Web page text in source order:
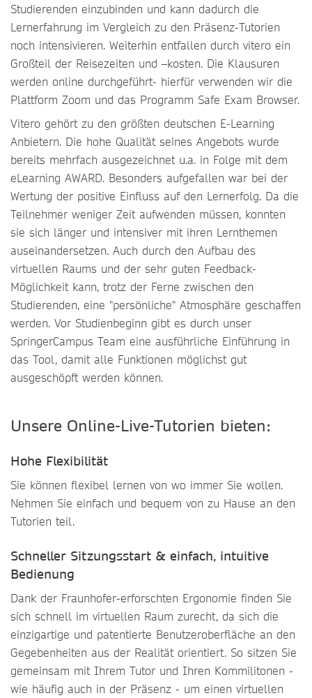
Studierenden einzubinden und kann dadurch die
Lernerfahrung im Vergleich zu den Präsenz-Tutorien
noch intensivieren. Weiterhin entfallen durch vitero ein
Großteil der Reisezeiten und –kosten. Die Klausuren
werden online durchgeführt- hierfür verwenden wir die
Plattform Zoom und das Programm Safe Exam Browser.
Vitero gehört zu den größten deutschen E-Learning
Anbietern. Die hohe Qualität seines Angebots wurde
bereits mehrfach ausgezeichnet u.a. in Folge mit dem
eLearning AWARD. Besonders aufgefallen war bei der
Wertung der positive Einfluss auf den Lernerfolg. Da die
Teilnehmer weniger Zeit aufwenden müssen, konnten
sie sich länger und intensiver mit ihren Lernthemen
auseinandersetzen. Auch durch den Aufbau des
virtuellen Raums und der sehr guten Feedback-
Möglichkeit kann, trotz der Ferne zwischen den
Studierenden, eine "persönliche" Atmosphäre geschaffen
werden. Vor Studienbeginn gibt es durch unser
SpringerCampus Team eine ausführliche Einführung in
das Tool, damit alle Funktionen möglichst gut
ausgeschöpft werden können.
Unsere Online-Live-Tutorien bieten:
Hohe Flexibilität
Sie können flexibel lernen von wo immer Sie wollen.
Nehmen Sie einfach und bequem von zu Hause an den
Tutorien teil.
Schneller Sitzungsstart & einfach, intuitive
Bedienung
Dank der Fraunhofer-erforschten Ergonomie finden Sie
sich schnell im virtuellen Raum zurecht, da sich die
einzigartige und patentierte Benutzeroberfläche an den
Gegebenheiten aus der Realität orientiert. So sitzen Sie
gemeinsam mit Ihrem Tutor und Ihren Kommilitonen -
wie häufig auch in der Präsenz - um einen virtuellen